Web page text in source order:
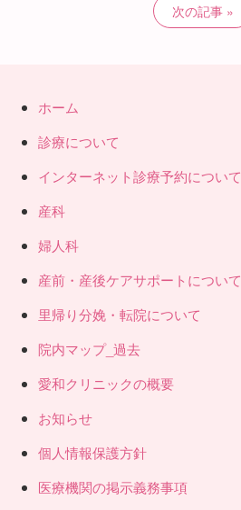
次の記事
ホーム
診療について
インターネット診療予約について
産科
婦人科
産前・産後ケアサポートについて
里帰り分娩・転院について
院内マップ_過去
愛和クリニックの概要
お知らせ
個人情報保護方針
医療機関の掲示義務事項